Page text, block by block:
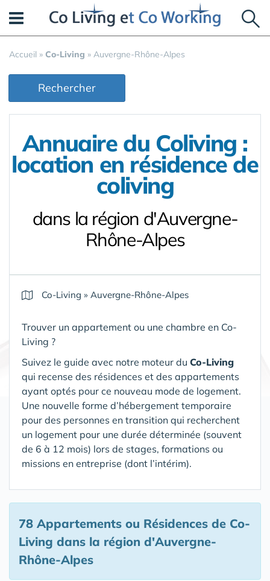
Accueil » Co-Living » Auvergne-Rhône-Alpes
Rechercher
Annuaire du Coliving :
location en résidence de
coliving
dans la région d'Auvergne-
Rhône-Alpes
Co-Living » Auvergne-Rhône-Alpes
Trouver un appartement ou une chambre en Co-
Living ?
Suivez le guide avec notre moteur du Co-Living
qui recense des résidences et des appartements
ayant optés pour ce nouveau mode de logement.
Une nouvelle forme d’hébergement temporaire
pour des personnes en transition qui recherchent
un logement pour une durée déterminée (souvent
de 6 à 12 mois) lors de stages, formations ou
missions en entreprise (dont l’intérim).
78 Appartements ou Résidences de Co-
Living dans la région d'Auvergne-
Rhône-Alpes
Panneau de gestion des cookies